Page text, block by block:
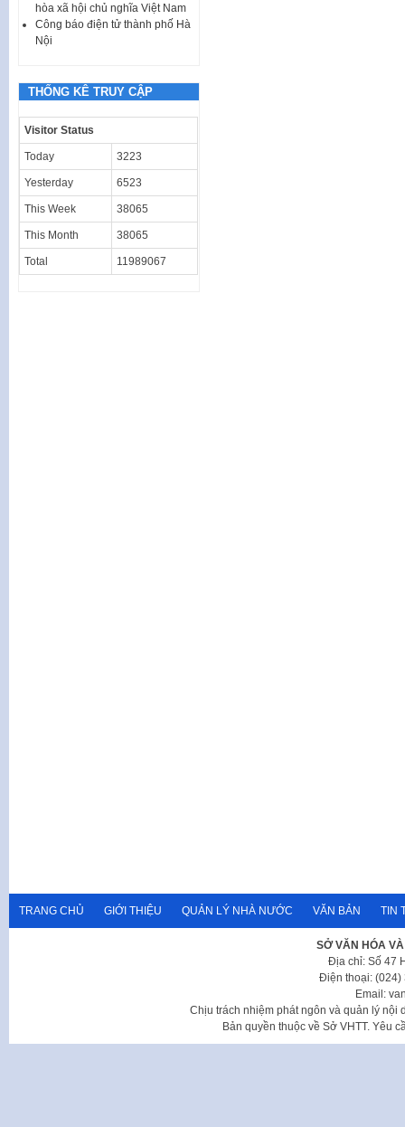
hòa xã hội chủ nghĩa Việt Nam
Công báo điện tử thành phố Hà
Nội
THỐNG KÊ TRUY CẬP
Visitor Status
Today 3223
Yesterday 6523
This Week 38065
This Month 38065
Total 11989067
TRANG CHỦ GIỚI THIỆU QUẢN LÝ NHÀ NƯỚC VĂN BẢN TIN
SỞ VĂN HÓA
Địa chỉ: Số 47
Điện thoại: (024)
Email:
Chịu trách nhiệm phát ngôn và quản lý nội
Bản quyền thuộc về Sở VHTT. Yêu